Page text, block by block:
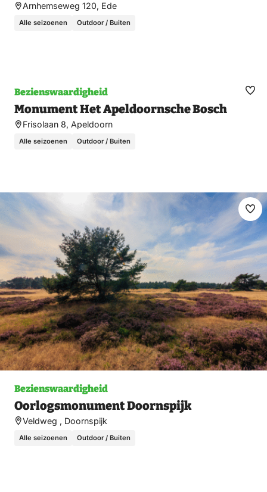
Arnhemseweg 120, Ede
Alle seizoenen Outdoor / Buiten
Bezienswaardigheid
Monument Het Apeldoornsche Bosch
Frisolaan 8, Apeldoorn
Alle seizoenen Outdoor / Buiten
Bezienswaardigheid
Oorlogsmonument Doornspijk
Veldweg , Doornspijk
Alle seizoenen Outdoor / Buiten